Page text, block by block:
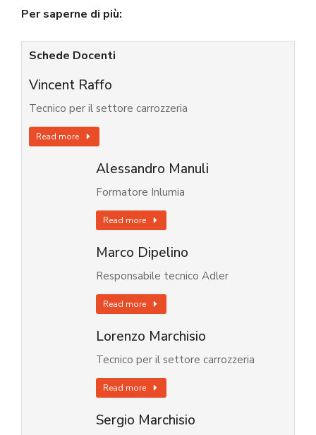
Per saperne di più:
Schede Docenti
Vincent Raffo
Tecnico per il settore carrozzeria
Read more
Alessandro Manuli
Formatore Inlumia
Read more
Marco Dipelino
Responsabile tecnico Adler
Read more
Lorenzo Marchisio
Tecnico per il settore carrozzeria
Read more
Sergio Marchisio